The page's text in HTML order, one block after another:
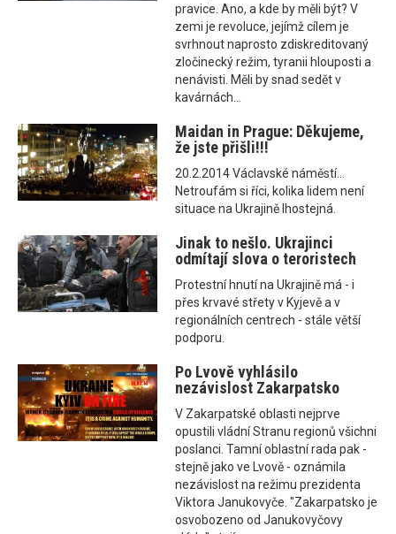
pravice. Ano, a kde by měli být? V
zemi je revoluce, jejímž cílem je
svrhnout naprosto zdiskreditovaný
zločinecký režim, tyranii hlouposti a
nenávisti. Měli by snad sedět v
kavárnách...
Maidan in Prague: Děkujeme,
že jste přišli!!!
20.2.2014 Václavské náměstí...
Netroufám si říci, kolika lidem není
situace na Ukrajině lhostejná.
Jinak to nešlo. Ukrajinci
odmítají slova o teroristech
Protestní hnutí na Ukrajině má - i
přes krvavé střety v Kyjevě a v
regionálních centrech - stále větší
podporu.
Po Lvově vyhlásilo
nezávislost Zakarpatsko
V Zakarpatské oblasti nejprve
opustili vládní Stranu regionů všichni
poslanci. Tamní oblastní rada pak -
stejně jako ve Lvově - oznámila
nezávislost na režimu prezidenta
Viktora Janukovyče. "Zakarpatsko je
osvobozeno od Janukovyčovy